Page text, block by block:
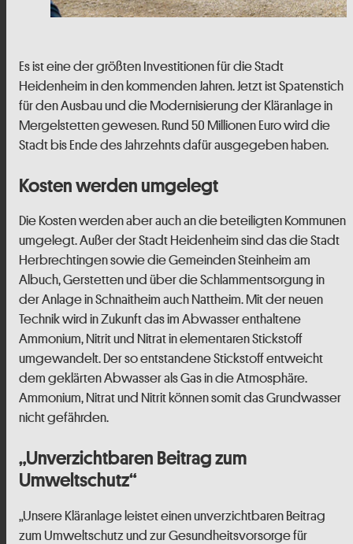
Es ist eine der größten Investitionen für die Stadt
Heidenheim in den kommenden Jahren. Jetzt ist Spatenstich
für den Ausbau und die Modernisierung der Kläranlage in
Mergelstetten gewesen. Rund 50 Millionen Euro wird die
Stadt bis Ende des Jahrzehnts dafür ausgegeben haben.
Kosten werden umgelegt
Die Kosten werden aber auch an die beteiligten Kommunen
umgelegt. Außer der Stadt Heidenheim sind das die Stadt
Herbrechtingen sowie die Gemeinden Steinheim am
Albuch, Gerstetten und über die Schlammentsorgung in
der Anlage in Schnaitheim auch Nattheim. Mit der neuen
Technik wird in Zukunft das im Abwasser enthaltene
Ammonium, Nitrit und Nitrat in elementaren Stickstoff
umgewandelt. Der so entstandene Stickstoff entweicht
dem geklärten Abwasser als Gas in die Atmosphäre.
Ammonium, Nitrat und Nitrit können somit das Grundwasser
nicht gefährden.
„Unverzichtbaren Beitrag zum
Umweltschutz“
„Unsere Kläranlage leistet einen unverzichtbaren Beitrag
zum Umweltschutz und zur Gesundheitsvorsorge für